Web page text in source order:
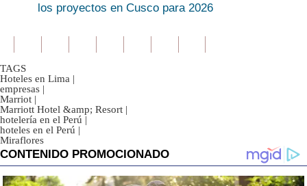
los proyectos en Cusco para 2026
TAGS
Hoteles en Lima |
empresas |
Marriot |
Marriott Hotel &amp; Resort |
hotelería en el Perú |
hoteles en el Perú |
Miraflores